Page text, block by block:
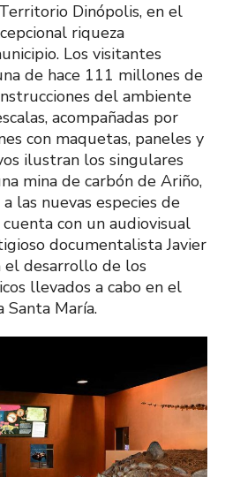
Dinópolis, en el
riqueza
Los visitantes
de hace 111 millones de
del ambiente
acompañadas por
con maquetas, paneles y
ilustran los singulares
mina de carbón de Ariño,
las nuevas especies de
con un audiovisual
documentalista Javier
desarrollo de los
llevados a cabo en el
Santa María.